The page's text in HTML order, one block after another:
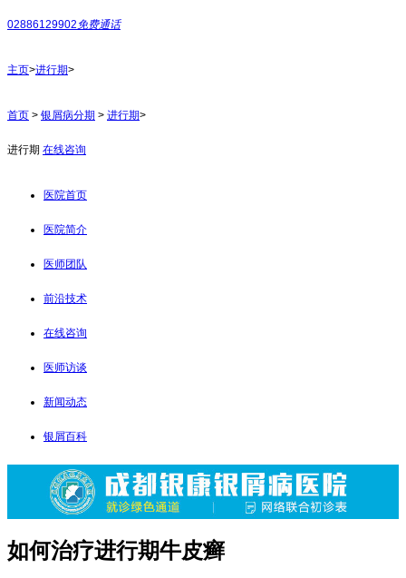
02886129902 免费通话
主页>进行期>
首页 > 银屑病分期 > 进行期>
进行期 在线咨询
医院首页
医院简介
医师团队
前沿技术
在线咨询
医师访谈
新闻动态
银屑百科
如何治疗进行期牛皮癣